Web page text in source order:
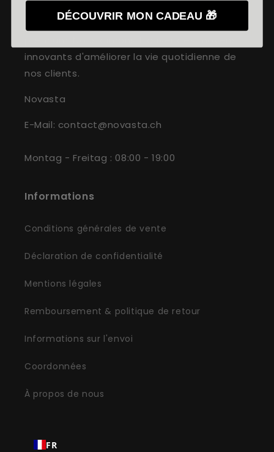
Novasta
, nous pensons que chaque
personne mérite une expérience d'achat
innovants d'améliorer la vie quotidienne de
nos clients.
Novasta
E-Mail: contact@novasta.ch
Montag - Freitag : 08:00 - 19:00
Informations
Conditions générales de vente
Déclaration de confidentialité
Mentions légales
Remboursement & politique de retour
Informations sur l'envoi
Coordonnées
À propos de nous
FR
DÉCOUVRIR MON CADEAU 🎁